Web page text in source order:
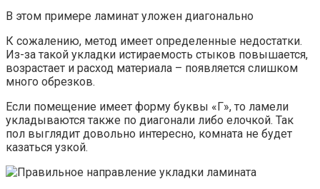
В этом примере ламинат уложен диагонально
К сожалению, метод имеет определенные недостатки.
Из-за такой укладки истираемость стыков повышается,
возрастает и расход материала – появляется слишком
много обрезков.
Если помещение имеет форму буквы «Г», то ламели
укладываются также по диагонали либо елочкой. Так
пол выглядит довольно интересно, комната не будет
казаться узкой.